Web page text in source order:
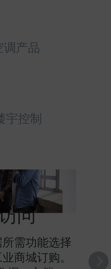
调产品
宇控制
产品信
问
需功能选择
商城订购。